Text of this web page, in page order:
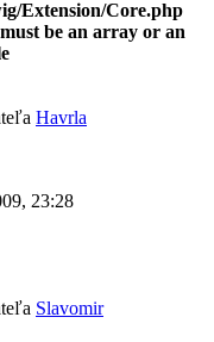
Extension/Core.php
be an array or an
Havrla
23:28
Slavomir